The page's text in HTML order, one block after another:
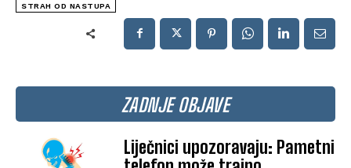
ZADNJE OBJAVE
Liječnici upozoravaju: Pametni
STRAH OD NASTUPA